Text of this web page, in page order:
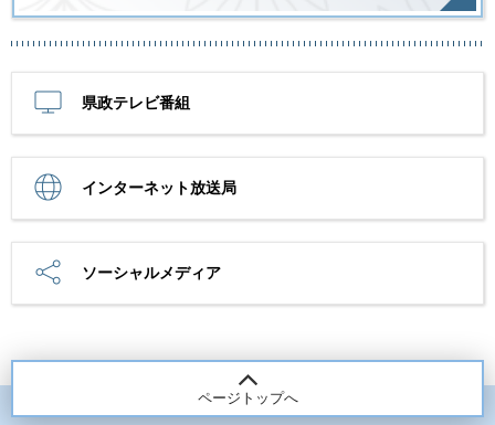
県政テレビ番組
インターネット放送局
ソーシャルメディア
ページトップへ